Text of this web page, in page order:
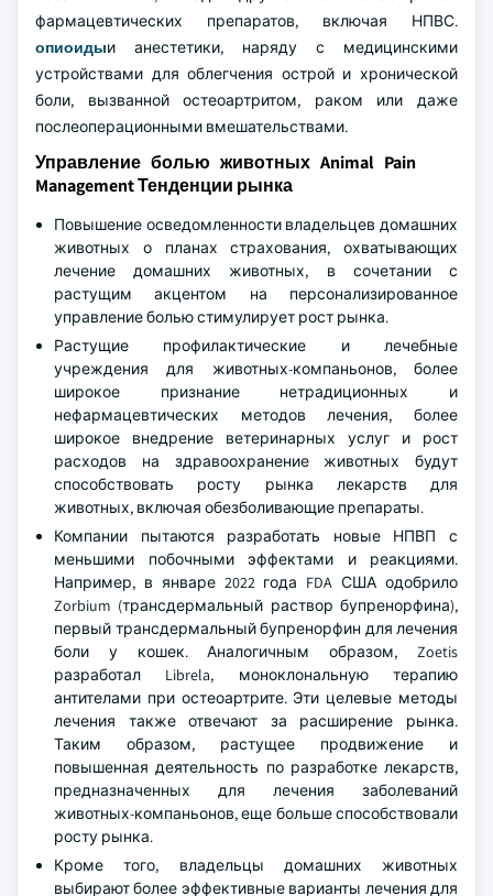
фармацевтических препаратов, включая НПВС.
опиоидыи анестетики, наряду с медицинскими
устройствами для облегчения острой и хронической
боли, вызванной остеоартритом, раком или даже
послеоперационными вмешательствами.
Управление болью животных Animal Pain
Management Тенденции рынка
Повышение осведомленности владельцев домашних
животных о планах страхования, охватывающих
лечение домашних животных, в сочетании с
растущим акцентом на персонализированное
управление болью стимулирует рост рынка.
Растущие профилактические и лечебные
учреждения для животных-компаньонов, более
широкое признание нетрадиционных и
нефармацевтических методов лечения, более
широкое внедрение ветеринарных услуг и рост
расходов на здравоохранение животных будут
способствовать росту рынка лекарств для
животных, включая обезболивающие препараты.
Компании пытаются разработать новые НПВП с
меньшими побочными эффектами и реакциями.
Например, в январе 2022 года FDA США одобрило
Zorbium (трансдермальный раствор бупренорфина),
первый трансдермальный бупренорфин для лечения
боли у кошек. Аналогичным образом, Zoetis
разработал Librela, моноклональную терапию
антителами при остеоартрите. Эти целевые методы
лечения также отвечают за расширение рынка.
Таким образом, растущее продвижение и
повышенная деятельность по разработке лекарств,
предназначенных для лечения заболеваний
животных-компаньонов, еще больше способствовали
росту рынка.
Кроме того, владельцы домашних животных
выбирают более эффективные варианты лечения для